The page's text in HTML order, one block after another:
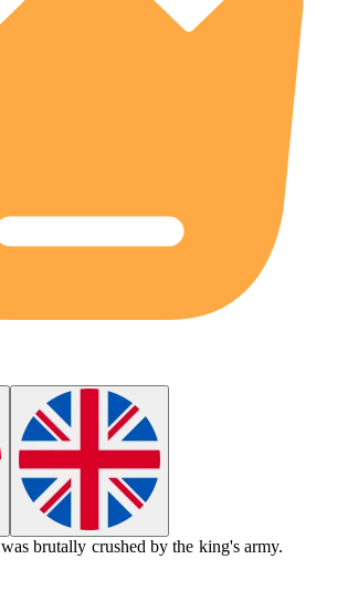
was brutally crushed by the king's army.